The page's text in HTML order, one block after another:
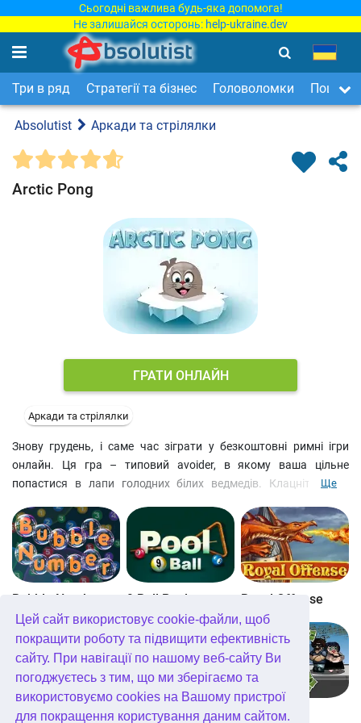
Цей сайт використовує cookie-файли, щоб
покращити роботу та підвищити ефективність
сайту. При навігації по нашому веб-сайту Ви
погоджуєтесь з тим, що ми зберігаємо та
використовуємо cookies на Вашому пристрої
для покращення користування даним сайтом.
Сьогодні важлива будь-яка допомога!
Не залишайся осторонь: help-ukraine.dev
Три в ряд Стратегії та бізнес Головоломки Пошук
Absolutist Аркади та стрілялки
Arctic Pong
ГРАТИ ОНЛАЙН
Аркади та стрілялки
Знову грудень, і саме час зіграти у безкоштовні римні ігри
онлайн. Ця гра – типовий avoider, в якому ваша цільне
попастися в лапи голодних білих ведмедів. Клацніть, щоб
монети, щоб відкривати нових тварин у міру проходження гри
clicker: моржа, північного оленя, пінгвіна та сову. Оскільки
Арктичний понг – це HTML5 гра, в неї можна також грати
безкоштовно в мобільному без завантаження. Малята теж
люблять такі ігри тапалки, адже безкоштовні аркадні ігри для
дітей мають просте управління, а головні персонажі – чарівні
Ще
Bubble Number 9 Ball Pool Royal Offense
Blockz! Королівство Кітта Go Repo